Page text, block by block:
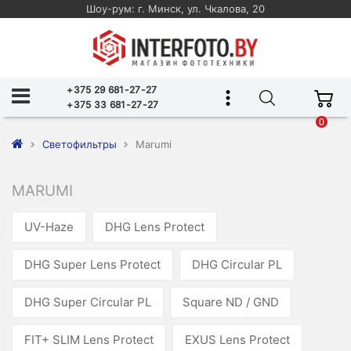
Шоу-рум: г. Минск, ул. Чкалова, 20
+375 29 681-27-27
+375 33 681-27-27
0
Светофильтры Marumi
MARUMI
UV-Haze DHG Lens Protect
DHG Super Lens Protect DHG Circular PL
DHG Super Circular PL Square ND / GND
FIT+ SLIM Lens Protect EXUS Lens Protect